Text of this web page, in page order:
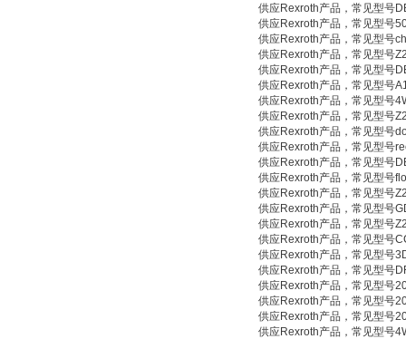
供应Rexroth产品，常见型号
供应Rexroth产品，常见型号
供应Rexroth产品，常见型号
供应Rexroth产品，常见型号
供应Rexroth产品，常见型号
供应Rexroth产品，常见型号
供应Rexroth产品，常见型号
供应Rexroth产品，常见型号
供应Rexroth产品，常见型号
供应Rexroth产品，常见型号
供应Rexroth产品，常见型号
供应Rexroth产品，常见型号
供应Rexroth产品，常见型号
供应Rexroth产品，常见型号
供应Rexroth产品，常见型号
供应Rexroth产品，常见型号
供应Rexroth产品，常见型号
供应Rexroth产品，常见型号
供应Rexroth产品，常见型号
供应Rexroth产品，常见型号
供应Rexroth产品，常见型号
供应Rexroth产品，常见型号